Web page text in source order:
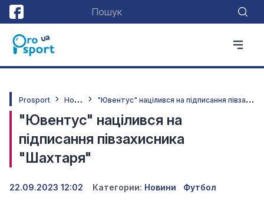
Prosport Н
овини "
Ювентус" націлився на підписання півзахисника "Шахтаря"
"Ювентус" націлився на
підписання півзахисника
"Шахтаря"
22.09.2023 12:02 Категории: Новини Футбол